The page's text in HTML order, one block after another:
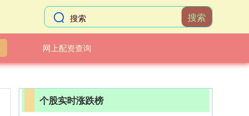
搜索
网上配资查询
个股实时涨跌榜